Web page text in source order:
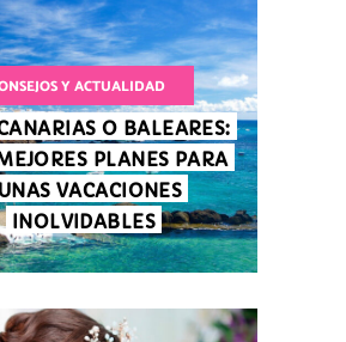
Y ACTUALIDAD
O BALEARES:
PLANES PARA
UNAS VACACIONES
INOLVIDABLES